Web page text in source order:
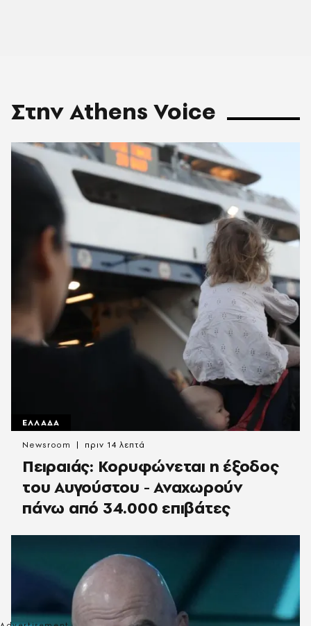
Στην Athens Voice
ΕΛΛΑΔΑ
Πειραιάς: Κορυφώνεται η έξοδος
του Αυγούστου - Αναχωρούν
πάνω από 34.000 επιβάτες
Newsroom πριν 14 λεπτά